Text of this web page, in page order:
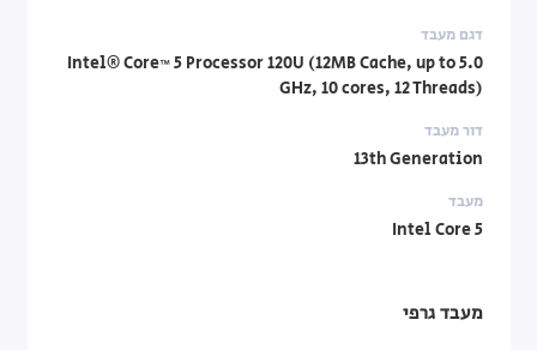
דגם מעבד
Intel® Core™ 5 Processor 120U (12MB Cache, up to 5.0
GHz, 10 cores, 12 Threads)
דור מעבד
13th Generation
מעבד
Intel Core 5
מעבד גרפי